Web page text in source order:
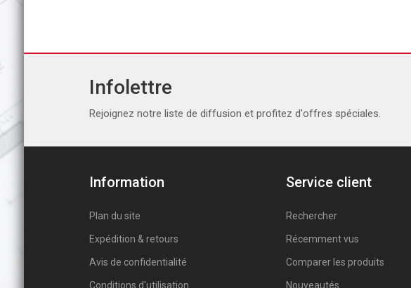
Infolettre
Rejoignez notre liste de diffusion et profitez d'offres spéciales.
Information
Plan du site
Expédition & retours
Avis de confidentialité
Conditions d'utilisation
Service client
Rechercher
Récemment vus
Comparer les produits
Nouveautés